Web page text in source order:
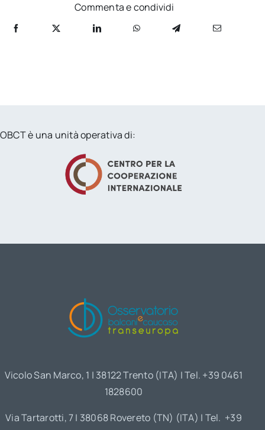
Commenta e condividi
OBCT è una unità operativa di:
Vicolo San Marco, 1 | 38122 Trento (ITA) | Tel. +39 0461
1828600
Via Tartarotti, 7 | 38068 Rovereto (TN) (ITA) | Tel. +39